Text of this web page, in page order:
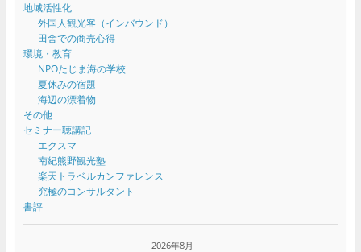
地域活性化
外国人観光客（インバウンド）
田舎での商売心得
環境・教育
NPOたじま海の学校
夏休みの宿題
海辺の漂着物
その他
セミナー聴講記
エクスマ
南紀熊野観光塾
楽天トラベルカンファレンス
究極のコンサルタント
書評
2026年8月